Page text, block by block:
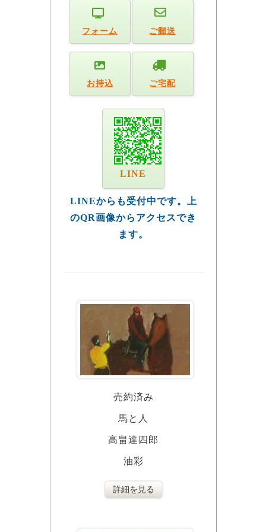
フォーム ご郵送
お持込 ご宅配
LINE
LINEからも受付中です。上
のQR画像からアクセスでき
ます。
売約済み
馬と人
高畠達四郎
油彩
詳細を見る